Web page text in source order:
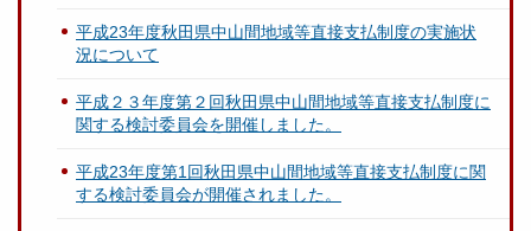
平成23年度秋田県中山間地域等直接支払制度の実施状
況について
平成２３年度第２回秋田県中山間地域等直接支払制度に
関する検討委員会を開催しました。
平成23年度第1回秋田県中山間地域等直接支払制度に関
する検討委員会が開催されました。